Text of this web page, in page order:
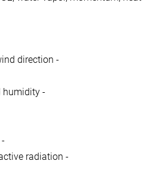
direction -
-
radiation -